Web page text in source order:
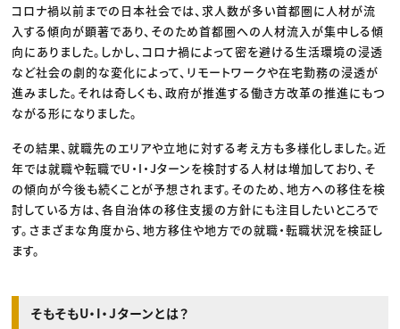
クリエイターインタビュー
C＆R Magazine
ニュース・トレンド トップ
Web
映像
ゲーム・エンタメ
広告
出版
CREATIVE VILLAGEからのお知らせ
プロフェッショナル×つながる×メディア
コロナ禍以前までの日本社会では、求人数が多い首都圏に人材が流
入する傾向が顕著であり、そのため首都圏への人材流入が集中しる傾
向にありました。しかし、コロナ禍によって密を避ける生活環境の浸透
など社会の劇的な変化によって、リモートワークや在宅勤務の浸透が
進みました。それは奇しくも、政府が推進する働き方改革の推進にもつ
ながる形になりました。
その結果、就職先のエリアや立地に対する考え方も多様化しました。近
年では就職や転職でU・I・Jターンを検討する人材は増加しており、そ
の傾向が今後も続くことが予想されます。そのため、地方への移住を検
討している方は、各自治体の移住支援の方針にも注目したいところで
す。さまざまな角度から、地方移住や地方での就職・転職状況を検証し
ます。
そもそもU・I・Jターンとは？